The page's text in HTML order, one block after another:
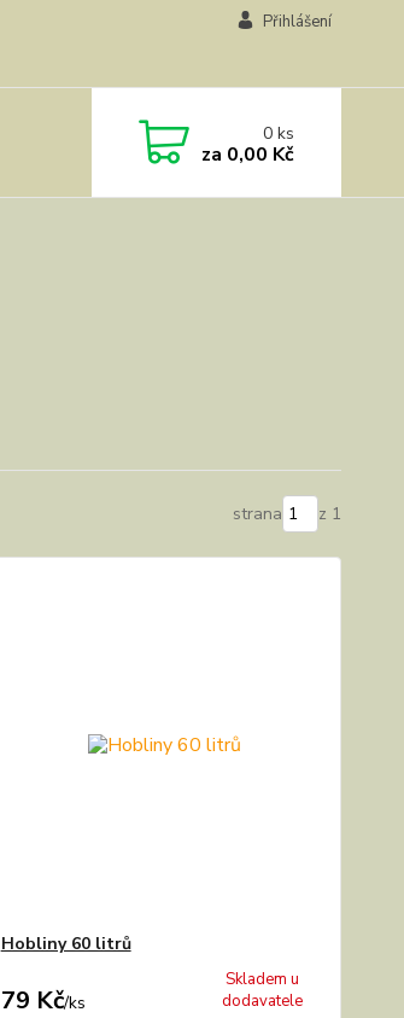
Přihlášení
0ks
za 0,00 Kč
strana z 1
Hobliny 60 litrů
79 Kč/ks
Skladem u
dodavatele